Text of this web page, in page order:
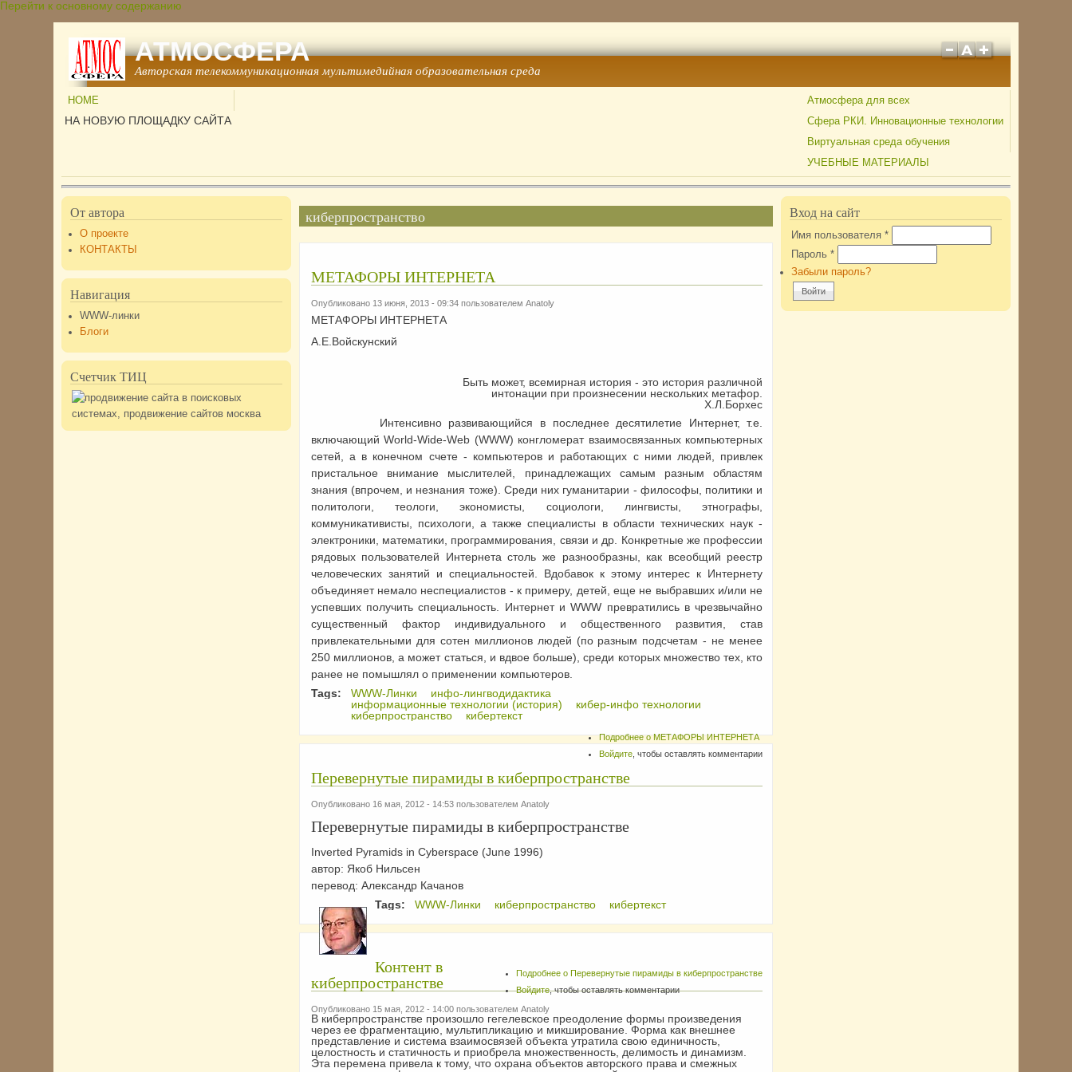
Перейти к основному содержанию
АТМОСФЕРА
Авторская телекоммуникационная мультимедийная образовательная среда
HOME
НА НОВУЮ ПЛОЩАДКУ САЙТА
Атмосфера для всех
Сфера РКИ. Инновационные технологии
Виртуальная среда обучения
УЧЕБНЫЕ МАТЕРИАЛЫ
киберпространство
МЕТАФОРЫ ИНТЕРНЕТА
Опубликовано 13 июня, 2013 - 09:34 пользователем Anatoly
МЕТАФОРЫ ИНТЕРНЕТА
А.Е.Войскунский
Быть может, всемирная история - это история различной
интонации при произнесении нескольких метафор.
Х.Л.Борхес
Интенсивно развивающийся в последнее десятилетие Интернет, т.е.
включающий World-Wide-Web (WWW) конгломерат взаимосвязанных компьютерных
сетей, а в конечном счете - компьютеров и работающих с ними людей, привлек
пристальное внимание мыслителей, принадлежащих самым разным областям
знания (впрочем, и незнания тоже). Среди них гуманитарии - философы, политики и
политологи, теологи, экономисты, социологи, лингвисты, этнографы,
коммуникативисты, психологи, а также специалисты в области технических наук -
электроники, математики, программирования, связи и др. Конкретные же профессии
рядовых пользователей Интернета столь же разнообразны, как всеобщий реестр
человеческих занятий и специальностей. Вдобавок к этому интерес к Интернету
объединяет немало неспециалистов - к примеру, детей, еще не выбравших и/или не
успевших получить специальность. Интернет и WWW превратились в чрезвычайно
существенный фактор индивидуального и общественного развития, став
привлекательными для сотен миллионов людей (по разным подсчетам - не менее
250 миллионов, а может статься, и вдвое больше), среди которых множество тех, кто
ранее не помышлял о применении компьютеров.
Tags:
WWW-Линки
инфо-лингводидактика
информационные технологии (история)
кибер-инфо технологии
киберпространство
кибертекст
Подробнеео МЕТАФОРЫ ИНТЕРНЕТА
Войдите , чтобы оставлять комментарии
Перевернутые пирамиды в киберпространстве
Опубликовано 16 мая, 2012 - 14:53 пользователем Anatoly
Перевернутые пирамиды в киберпространстве
Inverted Pyramids in Cyberspace (June 1996)
автор: Якоб Нильсен
перевод: Александр Качанов
Tags:
WWW-Линки киберпространство кибертекст
Подробнеео Перевернутые пирамиды в киберпространстве
Войдите, чтобы оставлять комментарии
Контент в
киберпространстве
Опубликовано 15 мая, 2012 - 14:00 пользователем Anatoly
В киберпространстве произошло гегелевское преодоление формы произведения
через ее фрагментацию, мультипликацию и микширование. Форма как внешнее
представление и система взаимосвязей объекта утратила свою единичность,
целостность и статичность и приобрела множественность, делимость и динамизм.
Эта перемена привела к тому, что охрана объектов авторского права и смежных
От автора
О проекте
КОНТАКТЫ
Навигация
WWW-линки
Блоги
Счетчик ТИЦ
Вход на сайт
Имя пользователя*
Пароль*
Забыли пароль?